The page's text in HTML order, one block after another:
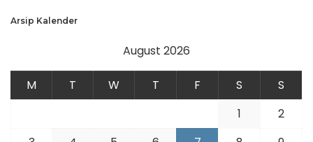
Arsip Kalender
August 2026
M T W T F S
S
1
2